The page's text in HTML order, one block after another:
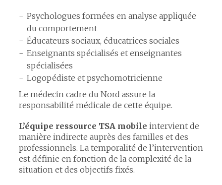
Psychologues formées en analyse appliquée
du comportement
Éducateurs sociaux, éducatrices sociales
Enseignants spécialisés et enseignantes
spécialisées
Logopédiste et psychomotricienne
Le médecin cadre du Nord assure la
responsabilité médicale de cette équipe.
L’équipe ressource TSA mobile intervient de
manière indirecte auprès des familles et des
professionnels. La temporalité de l’intervention
est définie en fonction de la complexité de la
situation et des objectifs fixés.